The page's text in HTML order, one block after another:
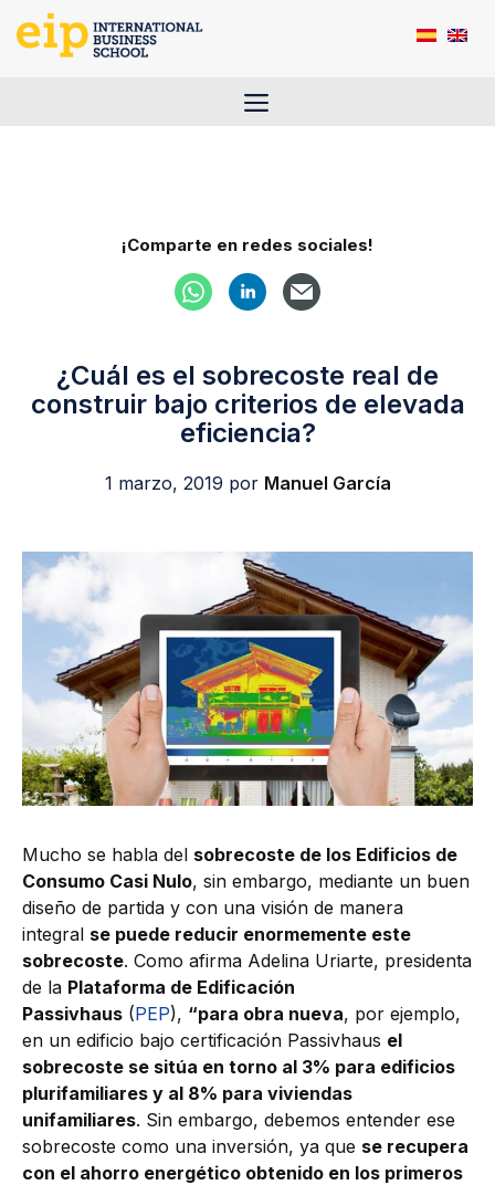
Saltar
Menú
¡Comparte en redes sociales!
¿Cuál es el sobrecoste real de
construir bajo criterios de elevada
eficiencia?
1 marzo, 2019 por Manuel García
Mucho se habla del sobrecoste de los Edificios de
Consumo Casi Nulo, sin embargo, mediante un buen
diseño de partida y con una visión de manera
integral se puede reducir enormemente este
sobrecoste. Como afirma Adelina Uriarte, presidenta
de la Plataforma de Edificación
Passivhaus (PEP), “para obra nueva, por ejemplo,
en un edificio bajo certificación Passivhaus el
sobrecoste se sitúa en torno al 3% para edificios
plurifamiliares y al 8% para viviendas
unifamiliares. Sin embargo, debemos entender ese
sobrecoste como una inversión, ya que se recupera
con el ahorro energético obtenido en los primeros